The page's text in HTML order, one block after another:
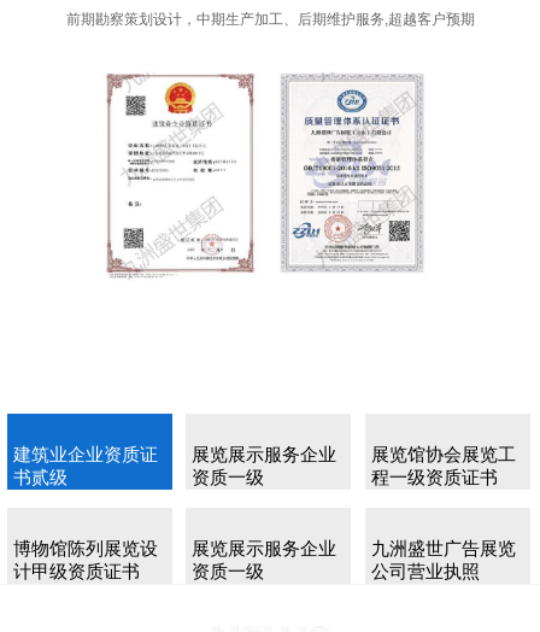
前期勘察策划设计，中期生产加工、后期维护服务,超越客户预期
建筑业企业资质证
书贰级
展览展示服务企业
资质一级
展览馆协会展览工
程一级资质证书
博物馆陈列展览设
计甲级资质证书
展览展示服务企业
资质一级
九洲盛世广告展览
公司营业执照